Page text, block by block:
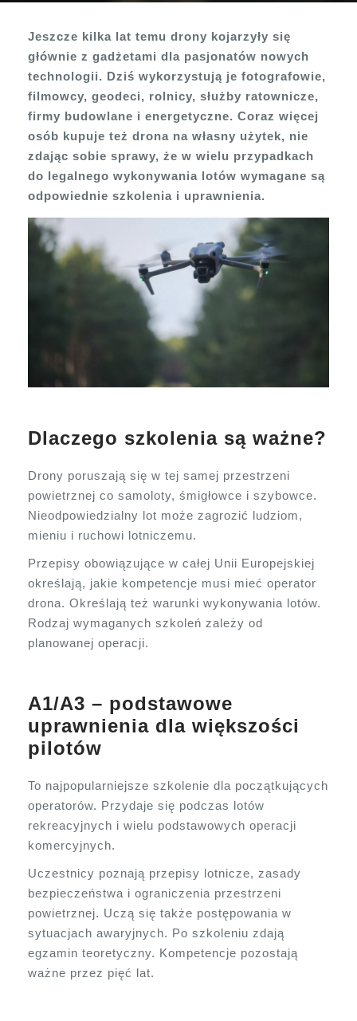
Jeszcze kilka lat temu drony kojarzyły się
głównie z gadżetami dla pasjonatów nowych
technologii. Dziś wykorzystują je fotografowie,
filmowcy, geodeci, rolnicy, służby ratownicze,
firmy budowlane i energetyczne. Coraz więcej
osób kupuje też drona na własny użytek, nie
zdając sobie sprawy, że w wielu przypadkach
do legalnego wykonywania lotów wymagane są
odpowiednie szkolenia i uprawnienia.
Dlaczego szkolenia są ważne?
Drony poruszają się w tej samej przestrzeni
powietrznej co samoloty, śmigłowce i szybowce.
Nieodpowiedzialny lot może zagrozić ludziom,
mieniu i ruchowi lotniczemu.
Przepisy obowiązujące w całej Unii Europejskiej
określają, jakie kompetencje musi mieć operator
drona. Określają też warunki wykonywania lotów.
Rodzaj wymaganych szkoleń zależy od
planowanej operacji.
A1/A3 – podstawowe
uprawnienia dla większości
pilotów
To najpopularniejsze szkolenie dla początkujących
operatorów. Przydaje się podczas lotów
rekreacyjnych i wielu podstawowych operacji
komercyjnych.
Uczestnicy poznają przepisy lotnicze, zasady
bezpieczeństwa i ograniczenia przestrzeni
powietrznej. Uczą się także postępowania w
sytuacjach awaryjnych. Po szkoleniu zdają
egzamin teoretyczny. Kompetencje pozostają
ważne przez pięć lat.